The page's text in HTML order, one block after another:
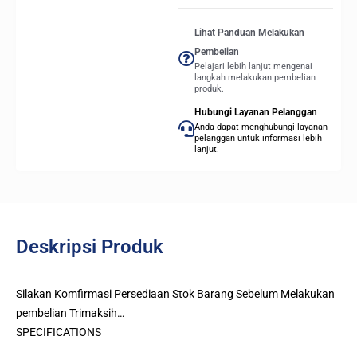
Lihat Panduan Melakukan
Pembelian
Pelajari lebih lanjut mengenai
langkah melakukan pembelian
produk.
Hubungi Layanan Pelanggan
Anda dapat menghubungi layanan
pelanggan untuk informasi lebih
lanjut.
Deskripsi Produk
Silakan Komfirmasi Persediaan Stok Barang Sebelum Melakukan
pembelian Trimaksih…
SPECIFICATIONS